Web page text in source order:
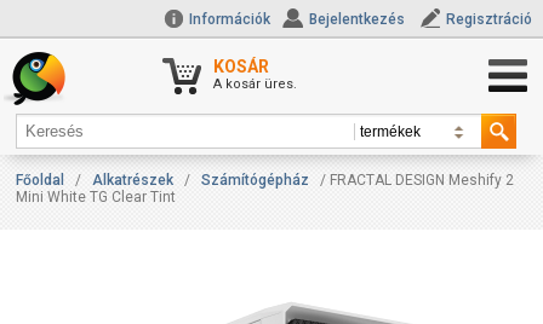
Információk Bejelentkezés Regisztráció
KOSÁR
A kosár üres.
Főoldal / Alkatrészek / Számítógépház
/ FRACTAL DESIGN Meshify 2
Mini White TG Clear Tint